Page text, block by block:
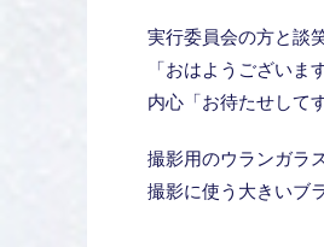
実行委員会の方と談
「おはようございま
内心「お待たせして
撮影用のウランガラ
撮影に使う大きいブ